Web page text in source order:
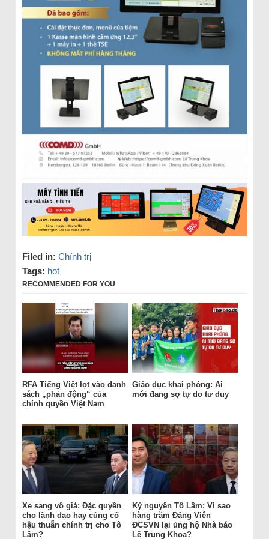
Filed in: Chính trị
Tags: hot
RECOMMENDED FOR YOU
RFA Tiếng Việt lọt vào danh
sách „phản động“ của
chính quyền Việt Nam
Giáo dục khai phóng: Ai
mới đang sợ tự do tư duy
Xe sang vô giá: Đặc quyền
cho lãnh đạo hay củng cố
hậu thuẫn chính trị cho Tô
Lâm?
Kỷ nguyên Tô Lâm: Vì sao
hàng trăm Đảng Viên
ĐCSVN lại ủng hộ Nhà báo
Lê Trung Khoa?